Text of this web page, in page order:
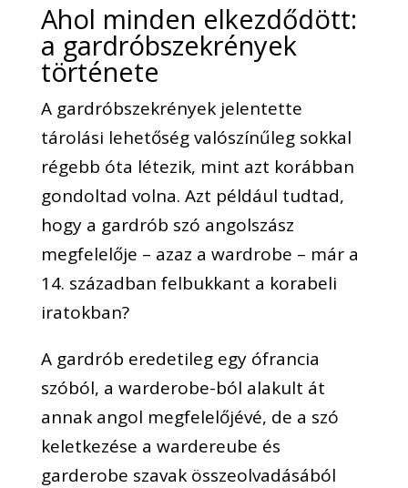
Ahol minden elkezdődött:
a gardróbszekrények
története
A gardróbszekrények jelentette
tárolási lehetőség valószínűleg sokkal
régebb óta létezik, mint azt korábban
gondoltad volna. Azt például tudtad,
hogy a gardrób szó angolszász
megfelelője – azaz a wardrobe – már a
14. században felbukkant a korabeli
iratokban?
A gardrób eredetileg egy ófrancia
szóból, a warderobe-ból alakult át
annak angol megfelelőjévé, de a szó
keletkezése a wardereube és
garderobe szavak összeolvadásából